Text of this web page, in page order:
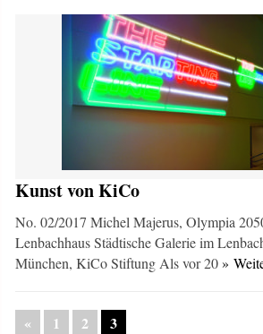
Kunst von KiCo
No. 02/2017 Michel Majerus, Olympia
Lenbachhaus Städtische Galerie im
München, KiCo Stiftung Als vor 20»
« 1 2 3